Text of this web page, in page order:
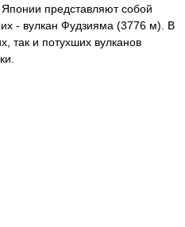
представляют собой
- вулкан Фудзияма (3776 м). В
так и потухших вулканов